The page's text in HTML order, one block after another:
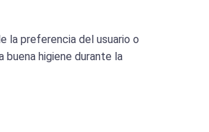
la preferencia del usuario o
higiene durante la